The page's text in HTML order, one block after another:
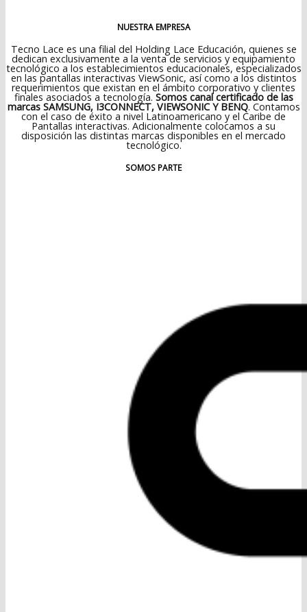
NUESTRA EMPRESA
Tecno Lace es una filial del Holding Lace Educación, quienes se
dedican exclusivamente a la venta de servicios y equipamiento
tecnológico a los establecimientos educacionales, especializados
en las pantallas interactivas ViewSonic, así como a los distintos
requerimientos que existan en el ámbito corporativo y clientes
finales asociados a tecnología. Somos canal certificado de las
marcas SAMSUNG, I3CONNECT, VIEWSONIC Y BENQ. Contamos
con el caso de éxito a nivel Latinoamericano y el Caribe de
Pantallas interactivas. Adicionalmente colocamos a su
disposición las distintas marcas disponibles en el mercado
tecnológico.
SOMOS PARTE